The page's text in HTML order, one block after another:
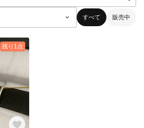
すべて 販売中
残り1点